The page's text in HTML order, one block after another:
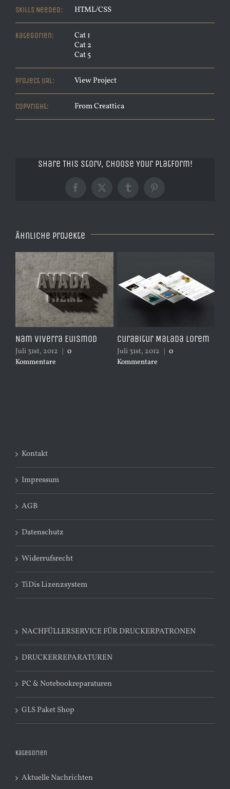
Skills Needed: HTML/CSS
Kategorien:
Cat 1
Cat 2
Cat 5
Project URL: View Project
Copyright: From Creattica
Share This Story, Choose Your Platform!
Facebook
X TumblrPinterest
Ähnliche Projekte
Nam Viverra Euismod
Juli 31st, 2012
0
Kommentare
Curabitur Malada Lorem
Juli 31st, 2012
0
Kommentare
Kontakt
Impressum
AGB
Datenschutz
Widerrufsrecht
TiDis Lizenzsystem
NACHFÜLLERSERVICE FÜR DRUCKERPATRONEN
DRUCKERREPARATUREN
PC & Notebookreparaturen
GLS Paket Shop
Kategorien
Aktuelle Nachrichten